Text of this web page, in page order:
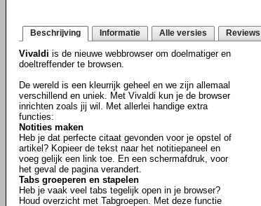
Beschrijving Informatie Alle versies Reviews
Vivaldi is de nieuwe webbrowser om doelmatiger en
doeltreffender te browsen.
De wereld is een kleurrijk geheel en we zijn allemaal
verschillend en uniek. Met Vivaldi kun je de browser
inrichten zoals jij wil. Met allerlei handige extra
functies:
Notities maken
Heb je dat perfecte citaat gevonden voor je opstel of
artikel? Kopieer de tekst naar het notitiepaneel en
voeg gelijk een link toe. En een schermafdruk, voor
het geval de pagina verandert.
Tabs groeperen en stapelen
Heb je vaak veel tabs tegelijk open in je browser?
Houd overzicht met Tabgroepen. Met deze functie